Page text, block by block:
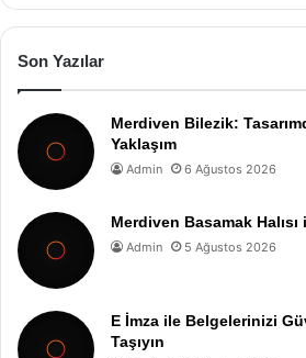
Son Yazılar
Merdiven Bilezik:
Yaklaşım
Admin 6 Ağustos 2026
Merdiven Basamak Halısı
Admin 5 Ağustos 2026
E İmza ile Belgelerinizi
Taşıyın